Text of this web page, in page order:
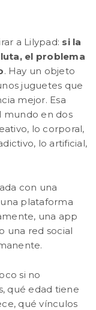
a Lilypad: si la
el problema
. Hay un objeto
juguetes que
mejor. Esa
mundo en dos
lo corporal,
lo artificial,
con una
plataforma
una app
una red social
si no
qué edad tiene
qué vínculos